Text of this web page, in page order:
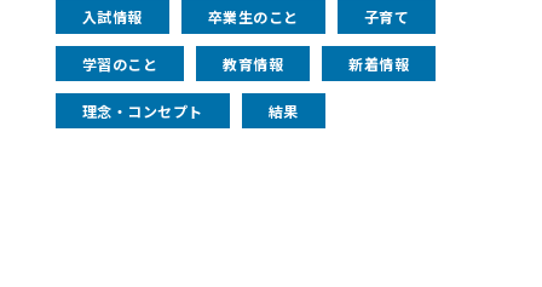
入試情報 卒業生のこと 子育て
学習のこと 教育情報 新着情報
理念・コンセプト 結果